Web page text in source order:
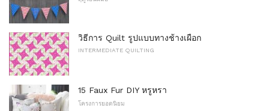
วิธีการ Quilt รูปแบบทางช้างเผือก
INTERMEDIATE QUILTING
15 Faux Fur DIY หรูหรา
โครงการยอดนิยม